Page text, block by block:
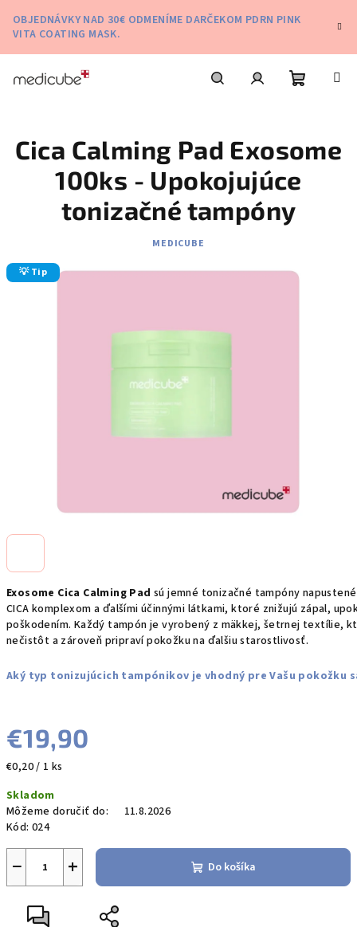
obsah
OBJEDNÁVKY NAD 30€ ODMENÍME DARČEKOM PDRN PINK
VITA COATING MASK.
košík
Exosome Cica Calming Pad sú jemné tonizačné tampóny
CICA komplexom a ďalšími účinnými látkami, ktoré znižujú zápal,
poškodením. Každý tampón je vyrobený z mäkkej, šetrnej textílie,
nečistôt a zároveň pripraví pokožku na ďalšiu starostlivosť.
Aký typ tonizujúcich tampónikov je vhodný pre Vašu pokožku
€19,90
Jednotková
€0,20 / 1 ks
Skladom
Môžeme doručiť do:
11.8.2026
Kód: 024
+
− Do košíka
Cica Calming Pad Exosome
100ks - Upokojujúce
tonizačné tampóny
MEDICUBE
💡 Tip